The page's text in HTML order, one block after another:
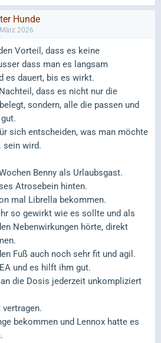
Hunde
2026
Vorteil, dass es keine
dass man es langsam
es dauert, bis es wirkt.
dass es nicht nur die
sondern, alle die passen und
sich entscheiden, was man möchte
sein wird.
Benny als Urlaubsgast.
Atrosebein hinten.
mal Librella bekommen.
so gewirkt wie es sollte und als
Nebenwirkungen hörte, direkt
Fuß auch noch sehr fit und agil.
und es hilft ihm gut.
die Dosis jederzeit unkompliziert
bekommen und Lennox hatte es